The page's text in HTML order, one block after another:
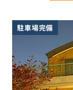
駐車場完備